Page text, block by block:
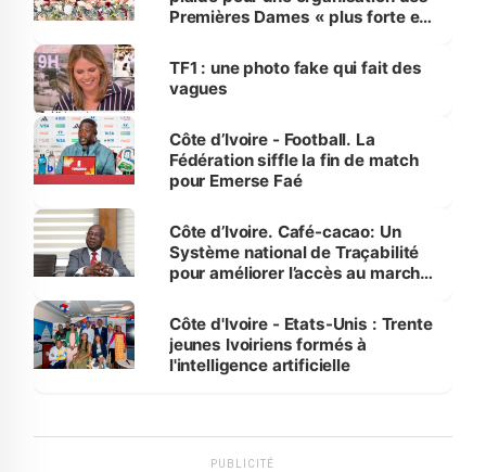
Premières Dames « plus forte et
sur la scène internationale »
TF1 : une photo fake qui fait des
vagues
Côte d’Ivoire - Football. La
Fédération siffle la fin de match
pour Emerse Faé
Côte d’Ivoire. Café-cacao: Un
Système national de Traçabilité
pour améliorer l’accès au marché
Côte d'Ivoire - Etats-Unis : Trente
jeunes Ivoiriens formés à
l'intelligence artificielle
PUBLICITÉ